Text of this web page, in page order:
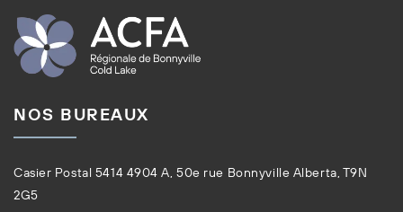
NOS BUREAUX
Casier Postal 5414 4904 A, 50e rue Bonnyville Alberta, T9N
2G5